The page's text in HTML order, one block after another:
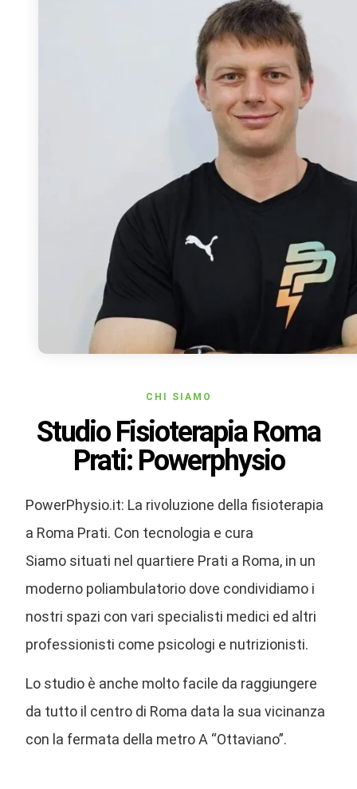
CHI SIAMO
Studio Fisioterapia Roma
Prati: Powerphysio
PowerPhysio.it: La rivoluzione della fisioterapia
a Roma Prati. Con tecnologia e cura
Siamo situati nel quartiere Prati a Roma, in un
moderno poliambulatorio dove condividiamo i
nostri spazi con vari specialisti medici ed altri
professionisti come psicologi e nutrizionisti.
Lo studio è anche molto facile da raggiungere
da tutto il centro di Roma data la sua vicinanza
con la fermata della metro A “Ottaviano”.